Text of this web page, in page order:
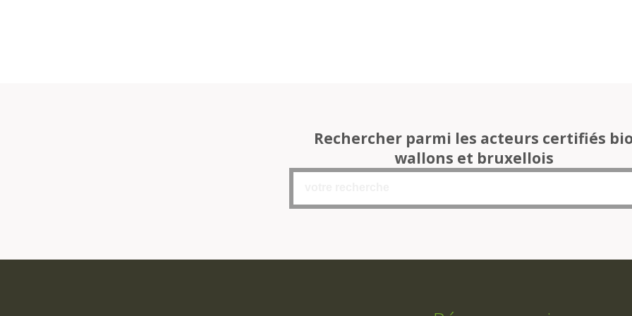
Rechercher parmi les acteurs certifiés
wallons et bruxellois